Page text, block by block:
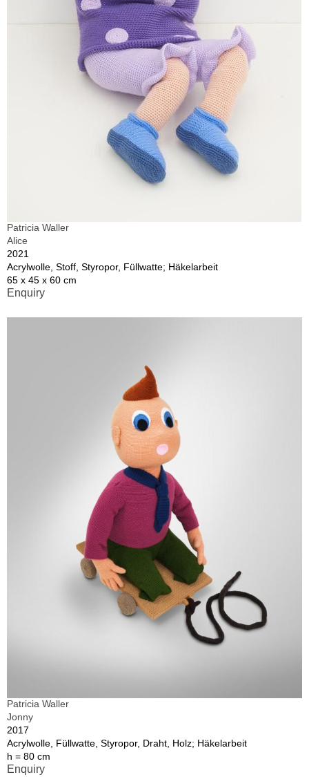
Patricia Waller
Alice
2021
Acrylwolle, Stoff, Styropor, Füllwatte; Häkelarbeit
65 x 45 x 60 cm
Enquiry
Patricia Waller
Jonny
2017
Acrylwolle, Füllwatte, Styropor, Draht, Holz; Häkelarbeit
h = 80 cm
Enquiry